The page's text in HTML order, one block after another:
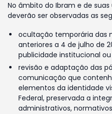
No âmbito do Ibram e de
deverão ser observadas as
ocultação temporária das
anteriores a 4 de julho de
publicidade institucional
revisão e adaptação das
comunicação que
elementos da identidade
Federal, preservada a
administrativos,